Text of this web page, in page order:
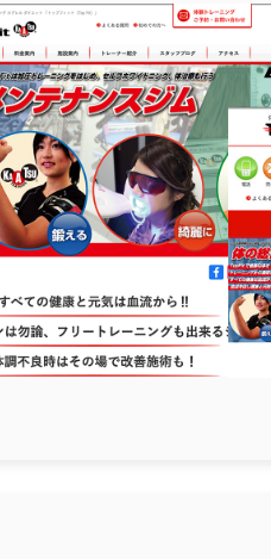
漢方/薬局 写真館・撮影
カウンセリング コー
ペット関連 リラクゼー
葬儀 採用 セミナー